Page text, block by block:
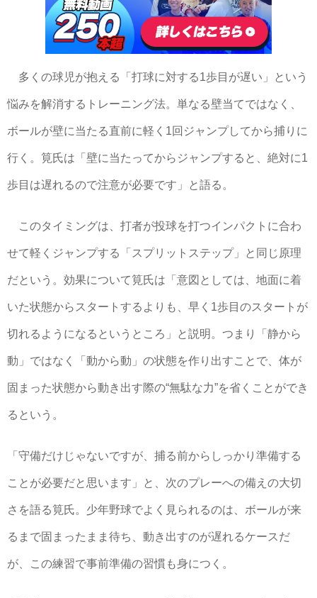
多くの球児が抱える「打球に対する1歩目が遅い」という
悩みを解消するトレーニング法。単なる壁当てではなく、
ボールが壁に当たる直前に軽く1回ジャンプしてから捕りに
行く。筧氏は「壁に当たってからジャンプすると、絶対に1
歩目は遅れるので注意が必要です」と語る。
このタイミングは、打者が投球を打つインパクトに合わ
せて軽くジャンプする「スプリットステップ」と同じ原理
だという。効果について筧氏は「意図としては、地面に着
いた状態からスタートするよりも、早く1歩目のスタートが
切れるようになるというところ」と説明。つまり「静から
動」ではなく「動から動」の状態を作り出すことで、体が
固まった状態から動き出す際の“無駄な力”を省くことができ
るという。
「守備だけじゃないですが、捕る前からしっかり準備する
ことが必要だと思います」と、次のプレーへの備えの大切
さを語る筧氏。少年野球でよく見られるのは、ボールが来
るまで固まったまま待ち、動き出すのが遅れるケースだ
が、この練習で事前準備の習慣も身につく。